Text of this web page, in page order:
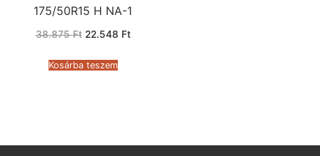
175/50R15 H NA-1
38.875Ft Original
38.875 Ft.
22.548 FtCurrent
Kosárba teszem